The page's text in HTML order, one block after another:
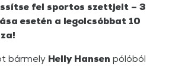
fel sportos szettjeit – 3
esetén a legolcsóbbat 10
bármely Helly Hansen pólóból